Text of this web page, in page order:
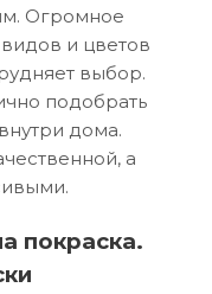
Огромное
и цветов
выбор.
подобрать
дома.
а
покраска.